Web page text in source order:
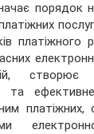
порядок
платіжного
та
платіжних,